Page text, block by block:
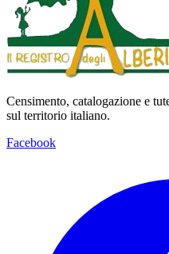
Censimento, catalogazione e
sul territorio italiano.
Facebook